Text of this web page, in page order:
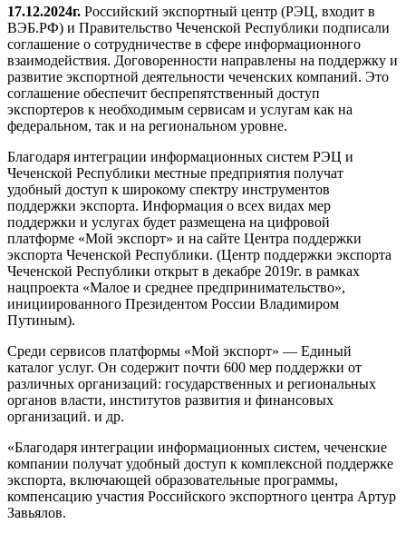
17.12.2024г. Российский экспортный центр (РЭЦ, входит в
ВЭБ.РФ) и Правительство Чеченской Республики подписали
соглашение о сотрудничестве в сфере информационного
взаимодействия. Договоренности направлены на поддержку и
развитие экспортной деятельности чеченских компаний. Это
соглашение обеспечит беспрепятственный доступ
экспортеров к необходимым сервисам и услугам как на
федеральном, так и на региональном уровне.
Благодаря интеграции информационных систем РЭЦ и
Чеченской Республики местные предприятия получат
удобный доступ к широкому спектру инструментов
поддержки экспорта. Информация о всех видах мер
поддержки и услугах будет размещена на цифровой
платформе «Мой экспорт» и на сайте Центра поддержки
экспорта Чеченской Республики. (Центр поддержки экспорта
Чеченской Республики открыт в декабре 2019г. в рамках
нацпроекта «Малое и среднее предпринимательство»,
инициированного Президентом России Владимиром
Путиным).
Среди сервисов платформы «Мой экспорт» — Единый
каталог услуг. Он содержит почти 600 мер поддержки от
различных организаций: государственных и региональных
органов власти, институтов развития и финансовых
организаций. и др.
«Благодаря интеграции информационных систем, чеченские
компании получат удобный доступ к комплексной поддержке
экспорта, включающей образовательные программы,
компенсацию участия Российского экспортного центра Артур
Завьялов.